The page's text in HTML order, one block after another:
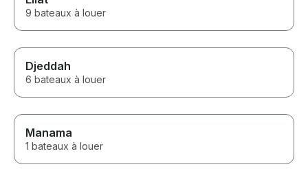
9 bateaux à louer
Djeddah
6 bateaux à louer
Manama
1 bateaux à louer